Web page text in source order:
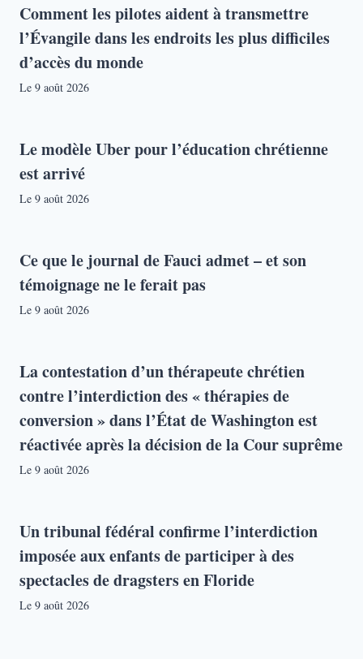
Comment les pilotes aident à transmettre
l’Évangile dans les endroits les plus difficiles
d’accès du monde
Le 9 août 2026
Le modèle Uber pour l’éducation chrétienne
est arrivé
Le 9 août 2026
Ce que le journal de Fauci admet – et son
témoignage ne le ferait pas
Le 9 août 2026
La contestation d’un thérapeute chrétien
contre l’interdiction des « thérapies de
conversion » dans l’État de Washington est
réactivée après la décision de la Cour suprême
Le 9 août 2026
Un tribunal fédéral confirme l’interdiction
imposée aux enfants de participer à des
spectacles de dragsters en Floride
Le 9 août 2026